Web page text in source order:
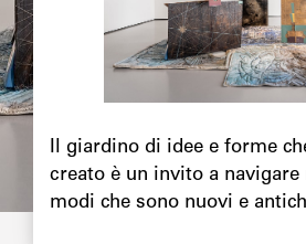
Il giardino di idee e forme
creato è un invito a navigare
modi che sono nuovi e